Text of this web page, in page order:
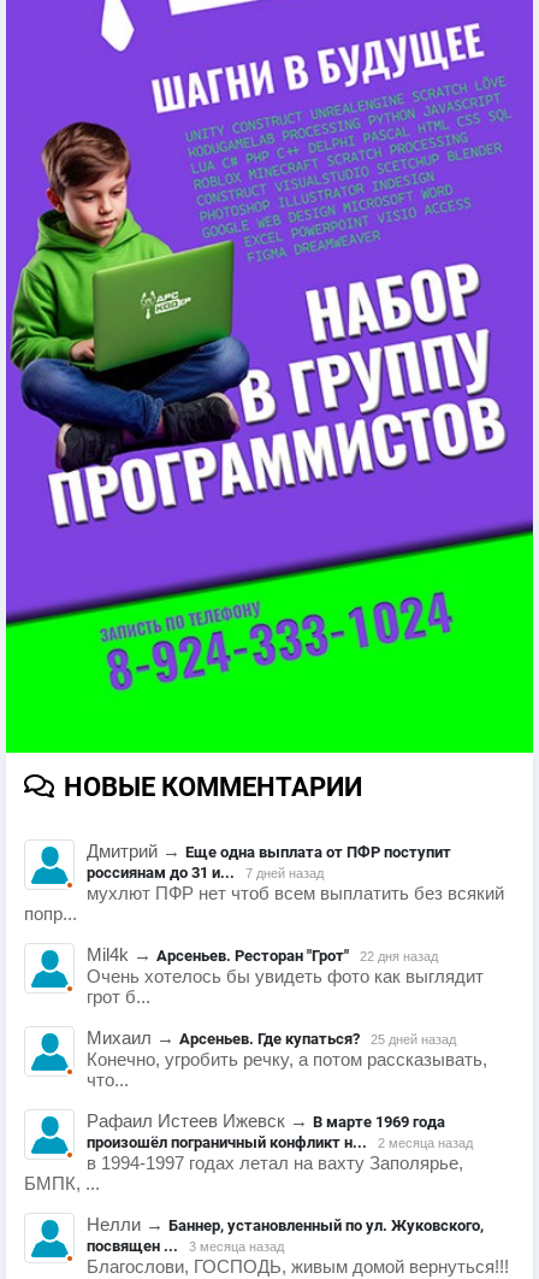
НОВЫЕ КОММЕНТАРИИ
Дмитрий → Еще одна выплата от ПФР поступит
россиянам до 31 и...
7 дней назад
мухлют ПФР нет чтоб всем выплатить без всякий
попр...
Mil4k → Арсеньев. Ресторан "Грот" 22 дня назад
Очень хотелось бы увидеть фото как выглядит
грот б...
Михаил → Арсеньев. Где купаться? 25 дней назад
Конечно, угробить речку, а потом рассказывать,
что...
Рафаил Истеев Ижевск → В марте 1969 года
произошёл пограничный конфликт н...
2 месяца назад
в 1994-1997 годах летал на вахту Заполярье,
БМПК, ...
Нелли → Баннер, установленный по ул. Жуковского,
посвящен ...
3 месяца назад
Благослови, ГОСПОДЬ, живым домой вернуться!!!